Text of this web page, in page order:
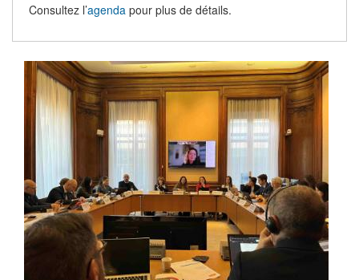
Consultez l’agenda pour plus de détails.